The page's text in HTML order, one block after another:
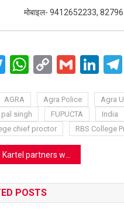
मोबाइल- 9412652233,
Twitter
WhatsApp
CopyGmail
AGRA Agra Police Agra
pal singh
FUPUCTA India
chief proctor
RBS College
for College Rivals Season Two; set to elevate India’s premier gaming & entertainment collegiate IP
POSTS